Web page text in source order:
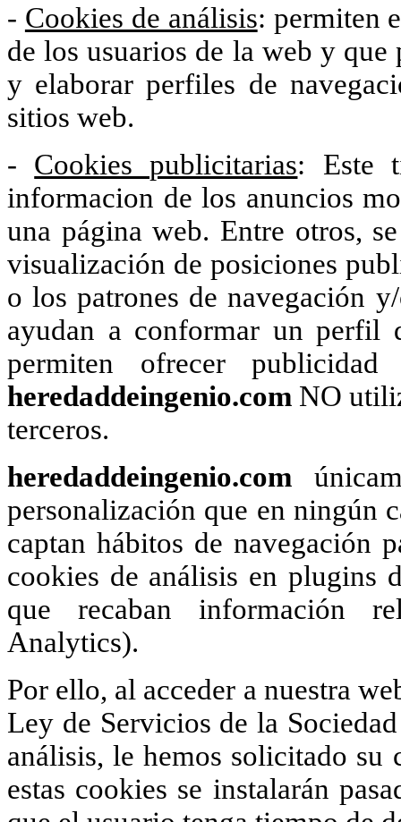
- Cookies de análisis: permiten
de los usuarios de la web y
y elaborar perfiles de
sitios web.
- Cookies publicitarias: Este
informacion de los anuncios
una página web. Entre otros,
visualización de posiciones
o los patrones de navegación
ayudan a conformar un perfil
permiten ofrecer
heredaddeingenio.com NO
terceros.
heredaddeingenio.com
personalización que en ningún
captan hábitos de navegación
cookies de análisis en plugins
que recaban información
Analytics).
Por ello, al acceder a nuestra
Ley de Servicios de la
análisis, le hemos solicitado su
estas cookies se instalarán